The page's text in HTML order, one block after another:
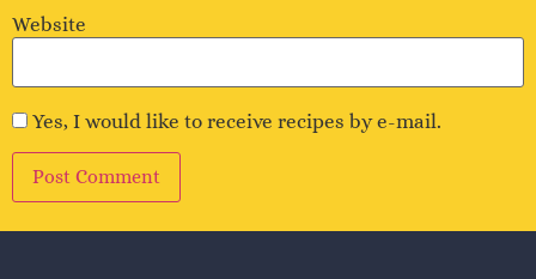
Website
Yes, I would like to receive recipes by e-mail.
Alternative: